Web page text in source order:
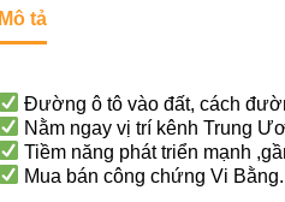
Mô tả
Đường ô tô vào đất, cách
Nằm ngay vị trí kênh Trung
Tiềm năng phát triển mạnh
Mua bán công chứng Vi Bằng.